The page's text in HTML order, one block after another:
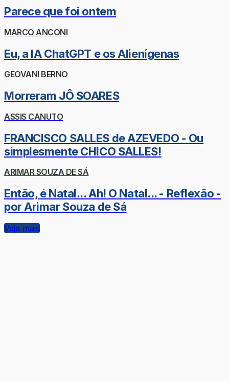
Parece que foi ontem
MARCO ANCONI
Eu, a IA ChatGPT e os Alienígenas
GEOVANI BERNO
Morreram JÔ SOARES
ASSIS CANUTO
FRANCISCO SALLES de AZEVEDO - Ou
simplesmente CHICO SALLES!
ARIMAR SOUZA DE SÁ
Então, é Natal... Ah! O Natal... - Reflexão -
por Arimar Souza de Sá
Veja mais